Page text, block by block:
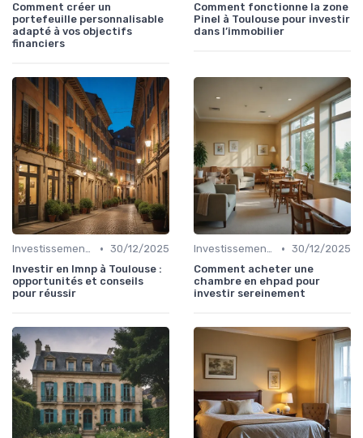
Comment créer un
portefeuille personnalisable
adapté à vos objectifs
financiers
Comment fonctionne la zone
Pinel à Toulouse pour investir
dans l’immobilier
Investissement Immobilier • 30/12/2025
Investir en lmnp à Toulouse :
opportunités et conseils
pour réussir
Investissement Immobilier • 30/12/2025
Comment acheter une
chambre en ehpad pour
investir sereinement